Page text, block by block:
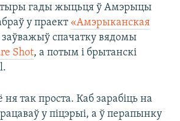
гады жыцьця ў Амэрыцы
у праект «Амэрыканская
спачатку вядомы
Shot, а потым і брытанскі
так проста. Каб зарабіць на
у піцэрыі, а ў перапынку